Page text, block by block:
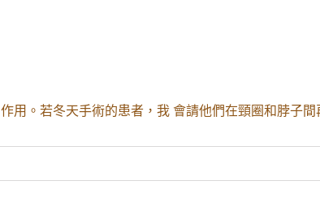
作用。若冬天手術的患者，我 會請他們在頸圈和脖子